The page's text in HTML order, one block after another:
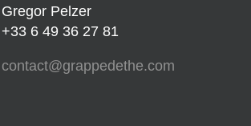
Gregor Pelzer
+33 6 49 36 27 81
contact@grappedethe.com